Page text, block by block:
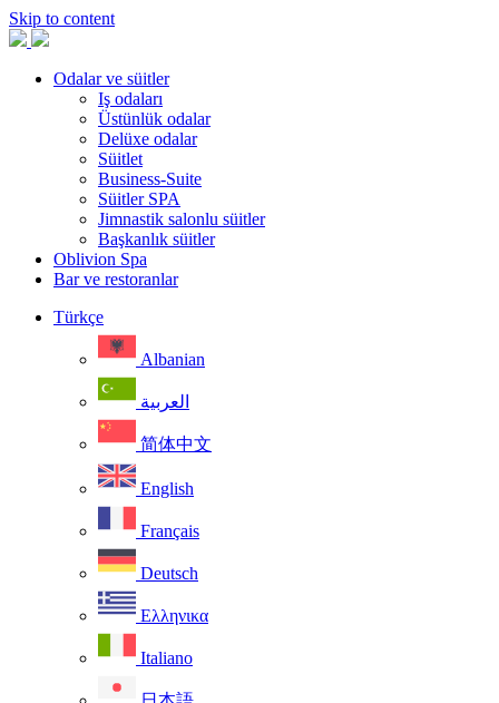
Skip to content
Odalar ve süitler
Iş odaları
Üstünlük odalar
Delüxe odalar
Süitlet
Business-Suite
Süitler SPA
Jimnastik salonlu süitler
Başkanlık süitler
Oblivion Spa
Bar ve restoranlar
Türkçe
Albanian
العربية
简体中文
English
Français
Deutsch
Ελληνικα
Italiano